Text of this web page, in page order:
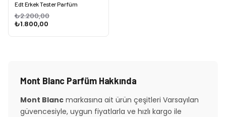
Edt Erkek Tester Parfüm
₺2.200,00
₺1.800,00
Mont Blanc Parfüm Hakkında
Mont Blanc markasına ait ürün çeşitleri Varsayılan
güvencesiyle, uygun fiyatlarla ve hızlı kargo ile